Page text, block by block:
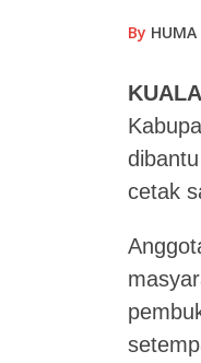
By HUMA
cetak